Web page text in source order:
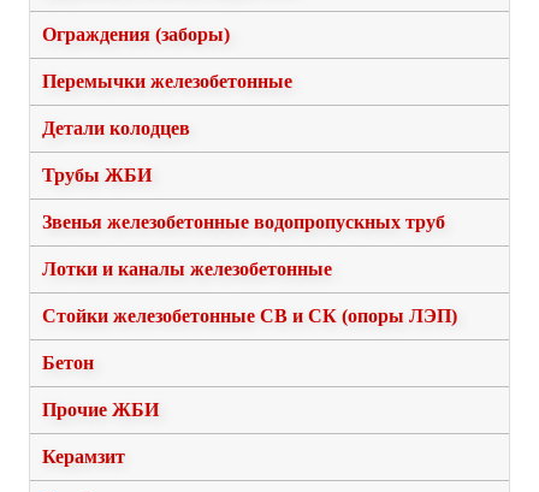
Ограждения (заборы)
Перемычки железобетонные
Детали колодцев
Трубы ЖБИ
Звенья железобетонные водопропускных труб
Лотки и каналы железобетонные
Стойки железобетонные СВ и СК (опоры ЛЭП)
Бетон
Прочие ЖБИ
Керамзит